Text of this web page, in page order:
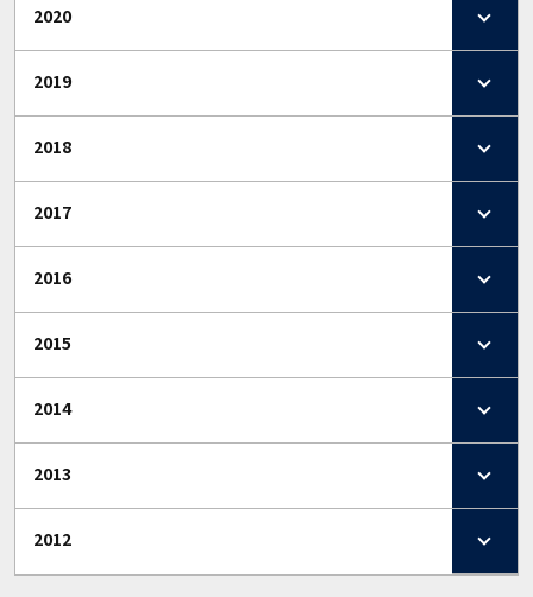
2020
2019
2018
2017
2016
2015
2014
2013
2012